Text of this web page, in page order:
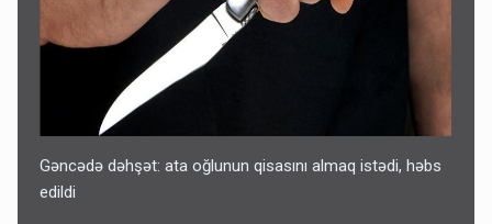
Sənədsiz ev sahiblərinin nəzərinə: Çıxarış almaq üçün...
Gəncədə dəhşət: ata oğlunun qisasını almaq istədi, həbs
edildi